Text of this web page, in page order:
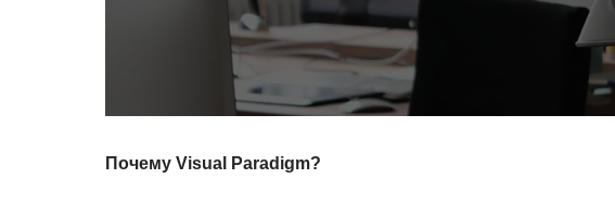
Почему Visual Paradigm?